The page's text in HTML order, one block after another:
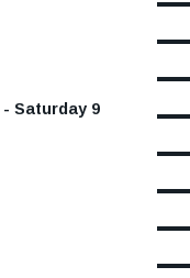
- Saturday 9